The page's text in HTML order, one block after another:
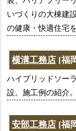
いづくりの大棟建
の健康・快適住宅
横溝工務店 [福
ハイブリッドソー
設。施工例の紹介。
安部工務店 [福